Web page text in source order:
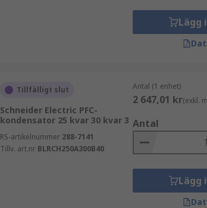
Lägg
Tillfälligt slut
Schneider Electric PFC-
kondensator 25 kvar 30 kvar 3
RS-artikelnummer 288-7141
Tillv. art.nr BLRCH250A300B40
Antal (1 enhet)
2 647,01 kr(exkl.
Antal
Lägg